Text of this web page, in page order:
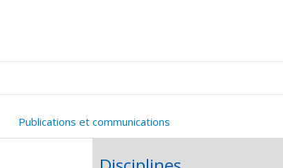
Publications et communications